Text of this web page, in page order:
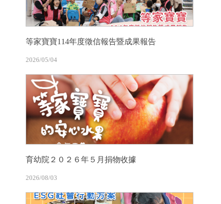
等家寶寶114年度徵信報告暨成果報告
2026/05/04
育幼院２０２６年５月捐物收據
2026/08/03